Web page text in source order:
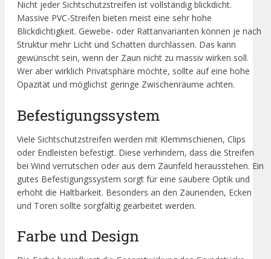
Nicht jeder Sichtschutzstreifen ist vollständig blickdicht.
Massive PVC-Streifen bieten meist eine sehr hohe
Blickdichtigkeit. Gewebe- oder Rattanvarianten können je nach
Struktur mehr Licht und Schatten durchlassen. Das kann
gewünscht sein, wenn der Zaun nicht zu massiv wirken soll.
Wer aber wirklich Privatsphäre möchte, sollte auf eine hohe
Opazität und möglichst geringe Zwischenräume achten.
Befestigungssystem
Viele Sichtschutzstreifen werden mit Klemmschienen, Clips
oder Endleisten befestigt. Diese verhindern, dass die Streifen
bei Wind verrutschen oder aus dem Zaunfeld herausstehen. Ein
gutes Befestigungssystem sorgt für eine saubere Optik und
erhöht die Haltbarkeit. Besonders an den Zaunenden, Ecken
und Toren sollte sorgfältig gearbeitet werden.
Farbe und Design